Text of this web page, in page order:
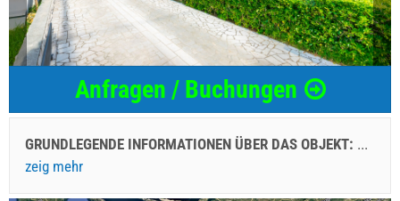
Anfragen / Buchungen
GRUNDLEGENDE INFORMATIONEN ÜBER DAS OBJEKT: ...
zeig mehr